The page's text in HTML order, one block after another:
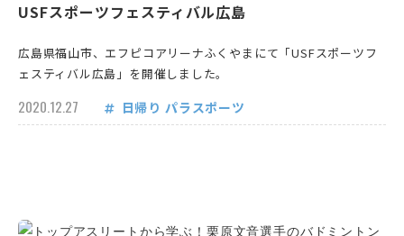
USFスポーツフェスティバル広島
広島県福山市、エフピコアリーナふくやまにて「USFスポーツフ
ェスティバル広島」を開催しました。
2020.12.27 日帰り パラスポーツ